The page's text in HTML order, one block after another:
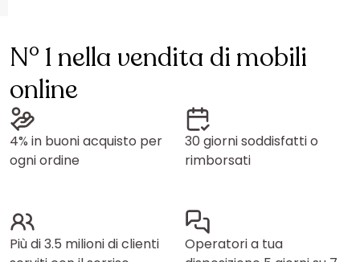
N° 1 nella vendita di mobili
online
4% in buoni acquisto per
ogni ordine
30 giorni soddisfatti o
rimborsati
Più di 3.5 milioni di clienti
Operatori a tua